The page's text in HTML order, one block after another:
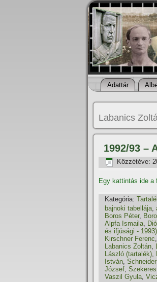
Adattár
Labanics
1992/93 –
Közzétéve:
Egy kattintás ide a
Kategória:
bajnoki tabellája,
Boros Péter,
Alpfa Ismaila,
és ifjúsági - 1993)
Kirschner Ferenc,
Labanics Zoltán,
László (tartalék),
István,
József,
Vaszil Gyula,